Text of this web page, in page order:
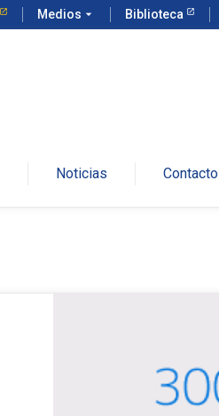
Medios arrow_drop_down Biblioteca
Noticias Contacto